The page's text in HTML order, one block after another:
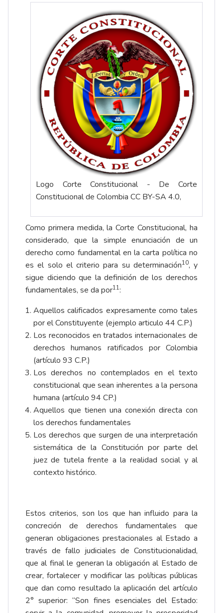
Logo Corte Constitucional - De Corte
Constitucional de Colombia CC BY-SA 4.0,
Como primera medida, la Corte Constitucional, ha
considerado, que la simple enunciación de un
derecho como fundamental en la carta política no
es el solo el criterio para su determinación10, y
sigue diciendo que la definición de los derechos
fundamentales, se da por11:
Aquellos calificados expresamente como tales
por el Constituyente (ejemplo articulo 44 C.P.)
Los reconocidos en tratados internacionales de
derechos humanos ratificados por Colombia
(artículo 93 C.P.)
Los derechos no contemplados en el texto
constitucional que sean inherentes a la persona
humana (artículo 94 CP.)
Aquellos que tienen una conexión directa con
los derechos fundamentales
Los derechos que surgen de una interpretación
sistemática de la Constitución por parte del
juez de tutela frente a la realidad social y al
contexto histórico.
Estos criterios, son los que han influido para la
concreción de derechos fundamentales que
generan obligaciones prestacionales al Estado a
través de fallo judiciales de Constitucionalidad,
que al final le generan la obligación al Estado de
crear, fortalecer y modificar las políticas públicas
que dan como resultado la aplicación del artículo
2° superior: “Son fines esenciales del Estado: